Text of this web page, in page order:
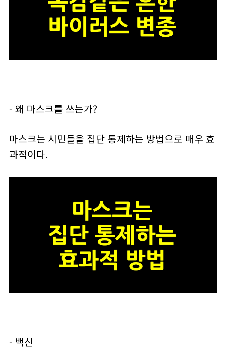
- 왜 마스크를 쓰는가?
마스크는 시민들을 집단 통제하는 방법으로 매우 효
과적이다.
- 백신